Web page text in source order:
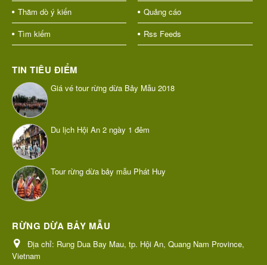
Thăm dò ý kiến
Quảng cáo
Tìm kiếm
Rss Feeds
TIN TIÊU ĐIỂM
Giá vé tour rừng dừa Bảy Mẫu 2018
Du lịch Hội An 2 ngày 1 đêm
Tour rừng dừa bảy mẫu Phát Huy
RỪNG DỪA BẢY MẪU
Địa chỉ: Rung Dua Bay Mau, tp. Hội An, Quang Nam Province,
Vietnam